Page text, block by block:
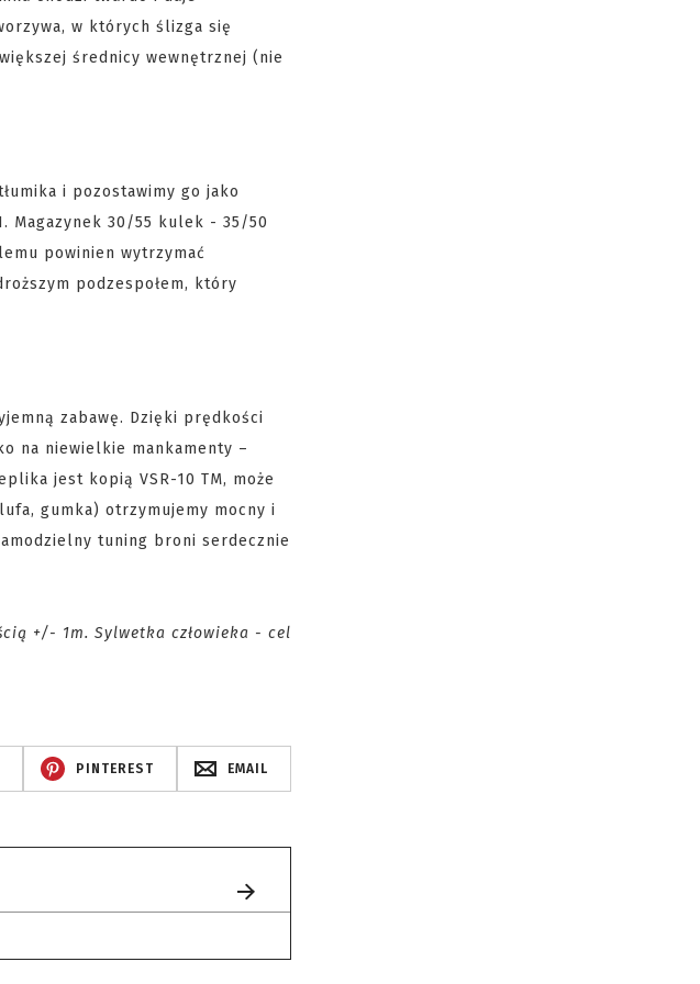
w których ślizga się
średnicy wewnętrznej (nie
i pozostawimy go jako
Magazynek 30/55 kulek - 35/50
powinien wytrzymać
podzespołem, który
zabawę. Dzięki prędkości
na niewielkie mankamenty –
jest kopią VSR-10 TM, może
gumka) otrzymujemy mocny i
tuning broni serdecznie
+/- 1m. Sylwetka człowieka - cel
PINTEREST EMAIL